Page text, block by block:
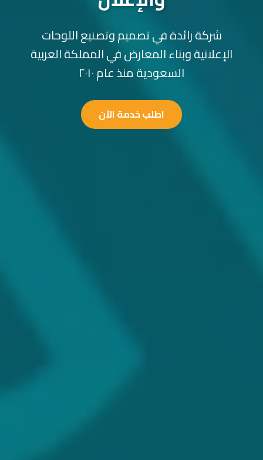
شركة رائدة في تصميم وتصنيع اللوحات
الإعلانية وبناء المعارض في المملكة العربية
السعودية منذ عام ٢٠١٠
اطلب خدمة الآن